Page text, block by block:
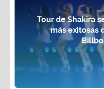
Tour de Shakira
más exitosas